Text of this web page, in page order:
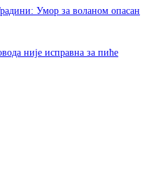
Умор за воланом опасан
није исправна за пиће